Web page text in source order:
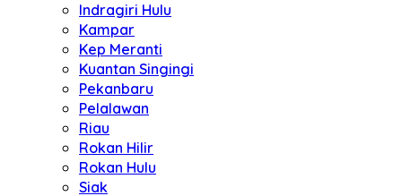
Indragiri Hulu
Kampar
Kep Meranti
Kuantan Singingi
Pekanbaru
Pelalawan
Riau
Rokan Hilir
Rokan Hulu
Siak